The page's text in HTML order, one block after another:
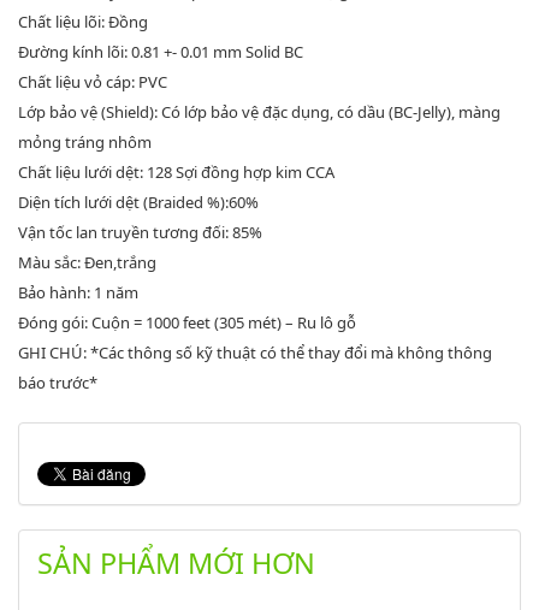
Chất liệu lõi: Đồng
Đường kính lõi: 0.81 +- 0.01 mm Solid BC
Chất liệu vỏ cáp: PVC
Lớp bảo vệ (Shield): Có lớp bảo vệ đặc dụng, có dầu (BC-Jelly), màng
mỏng tráng nhôm
Chất liệu lưới dệt: 128 Sợi đồng hợp kim CCA
Diện tích lưới dệt (Braided %):60%
Vận tốc lan truyền tương đối: 85%
Màu sắc: Đen,trắng
Bảo hành: 1 năm
Đóng gói: Cuộn = 1000 feet (305 mét) – Ru lô gỗ
GHI CHÚ: *Các thông số kỹ thuật có thể thay đổi mà không thông
báo trước*
SẢN PHẨM MỚI HƠN